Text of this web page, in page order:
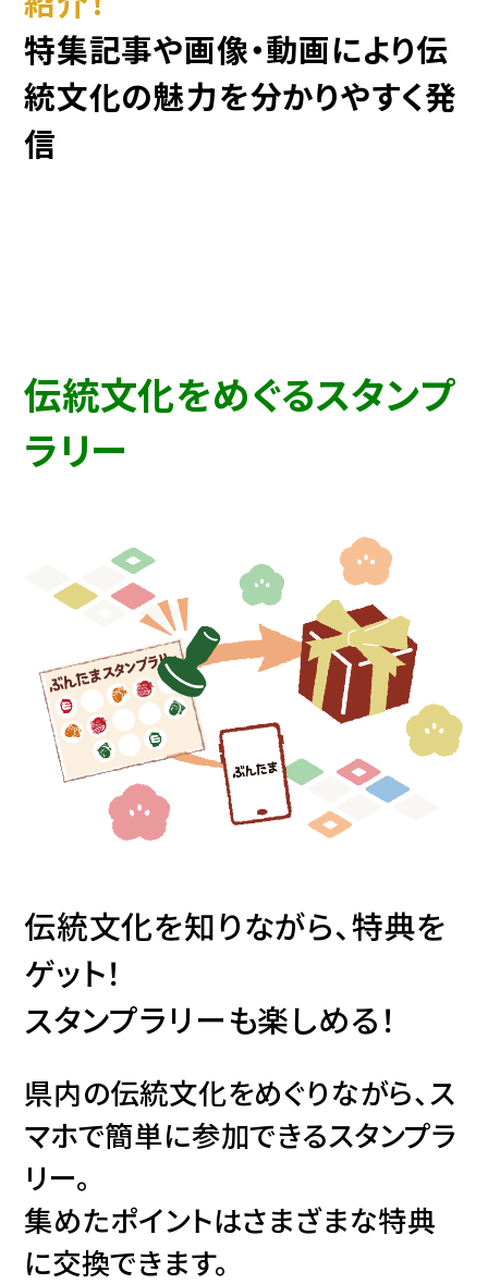
特集記事や画像・動画により伝
統文化の魅力を分かりやすく発
信
伝統文化をめぐるスタンプ
ラリー
伝統文化を知りながら、特典を
ゲット！
スタンプラリーも楽しめる！
県内の伝統文化をめぐりながら、ス
マホで簡単に参加できるスタンプラ
リー。
集めたポイントはさまざまな特典
に交換できます。